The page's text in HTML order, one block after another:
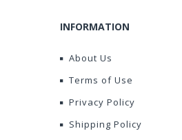
INFORMATION
About Us
Terms of Use
Privacy Policy
Shipping Policy